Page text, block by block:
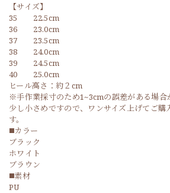
【サイズ】
35 22.5cm
36 23.0cm
37 23.5cm
38 24.0cm
39 24.5cm
40 25.0cm
ヒール高さ：約２cm
※手作業採寸のため1~3cmの誤差がある場合
少し小さめですので、ワンサイズ上げてご購
す。
◼️カラー
ブラック
ホワイト
ブラウン
◼️素材
PU